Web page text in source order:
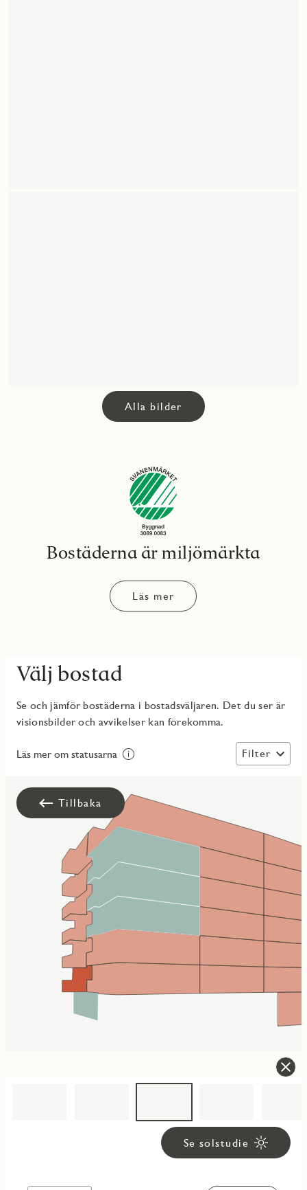
Alla bilder
Bostäderna är miljömärkta
Läs mer
Välj bostad
Se och jämför bostäderna i bostadsväljaren. Det du ser är
visionsbilder och avvikelser kan förekomma.
Läs mer om statusarna Filter
Tillbaka
Se solstudie